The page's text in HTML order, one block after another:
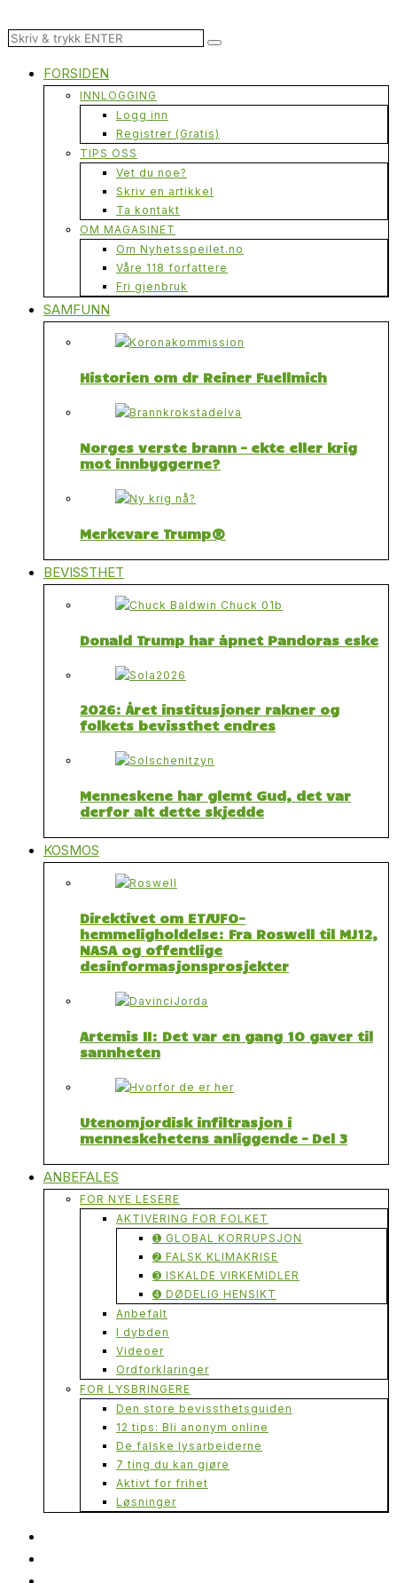
FORSIDEN
INNLOGGING
Logg inn
Registrer (Gratis)
TIPS OSS
Vet du noe?
Skriv en artikkel
Ta kontakt
OM MAGASINET
Om Nyhetsspeilet.no
Våre 118 forfattere
Fri gjenbruk
SAMFUNN
Historien om dr Reiner Fuellmich
Norges verste brann – ekte eller krig
mot innbyggerne?
Merkevare Trump®
BEVISSTHET
Donald Trump har åpnet Pandoras eske
2026: Året institusjoner rakner og
folkets bevissthet endres
Menneskene har glemt Gud, det var
derfor alt dette skjedde
KOSMOS
Direktivet om ET/UFO-
hemmeligholdelse: Fra Roswell til MJ12,
NASA og offentlige
desinformasjonsprosjekter
Artemis II: Det var en gang 10 gaver til
sannheten
Utenomjordisk infiltrasjon i
menneskehetens anliggende – Del 3
ANBEFALES
FOR NYE LESERE
AKTIVERING FOR FOLKET
➊ GLOBAL KORRUPSJON
➋ FALSK KLIMAKRISE
➌ ISKALDE VIRKEMIDLER
➍ DØDELIG HENSIKT
Anbefalt
I dybden
Videoer
Ordforklaringer
FOR LYSBRINGERE
Den store bevissthetsguiden
12 tips: Bli anonym online
De falske lysarbeiderne
7 ting du kan gjøre
Aktivt for frihet
Løsninger